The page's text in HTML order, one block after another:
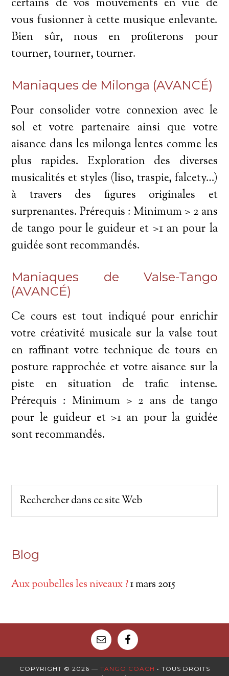
certains de vos mouvements en vue de
vous fusionner à cette musique enlevante.
Bien sûr, nous en profiterons pour
tourner, tourner, tourner.
Maniaques de Milonga (AVANCÉ)
Pour consolider votre connexion avec le
sol et votre partenaire ainsi que votre
aisance dans les milonga lentes comme les
plus rapides. Exploration des diverses
musicalités et styles (liso, traspie, falcety…)
à travers des figures originales et
surprenantes. Prérequis : Minimum > 2 ans
de tango pour le guideur et >1 an pour la
guidée sont recommandés.
Maniaques de Valse-Tango
(AVANCÉ)
Ce cours est tout indiqué pour enrichir
votre créativité musicale sur la valse tout
en raffinant votre technique de tours en
posture rapprochée et votre aisance sur la
piste en situation de trafic intense.
Prérequis : Minimum > 2 ans de tango
pour le guideur et >1 an pour la guidée
sont recommandés.
Blog
Aux poubelles les niveaux ?1 mars 2015
COPYRIGHT © 2026 — TANGO COACH • TOUS DROITS